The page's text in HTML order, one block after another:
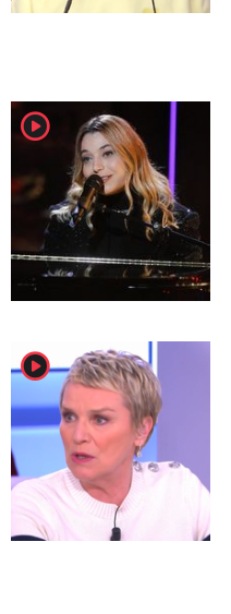
player2
player2